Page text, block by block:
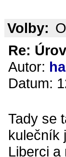
Volby:
Re:
Autor:
Datum:
Tady se
kulečník
Liberci a